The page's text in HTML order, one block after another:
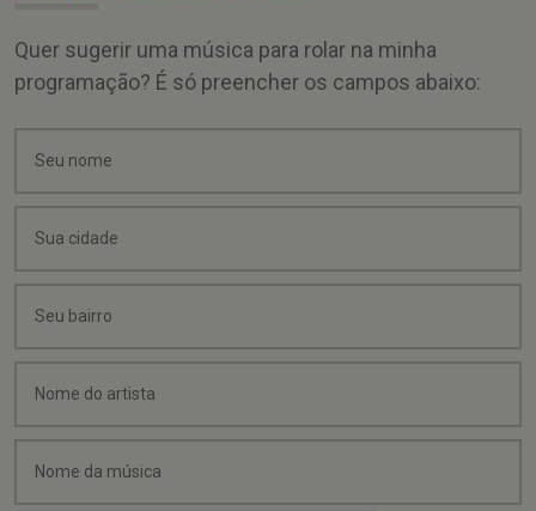
Quer sugerir uma música para rolar na minha
programação? É só preencher os campos abaixo: